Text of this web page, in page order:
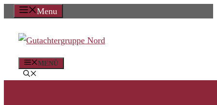
Zum
springen
Menu
MENÜ